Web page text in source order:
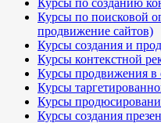
Курсы по созданию
Курсы по поисковой
продвижение сайтов)
Курсы создания и
Курсы контекстной
Курсы продвижения в
Курсы
Курсы
Курсы создания